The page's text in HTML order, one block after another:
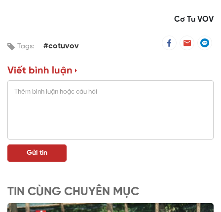
Cơ Tu VOV
Tags: #cotuvov
Viết bình luận
TIN CÙNG CHUYÊN MỤC